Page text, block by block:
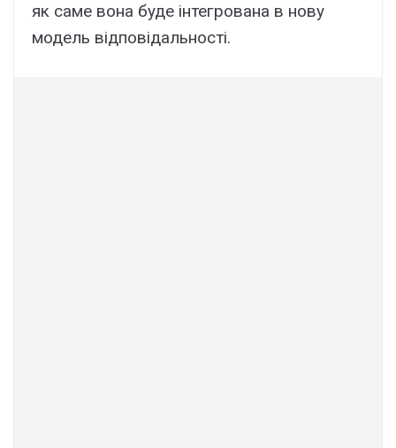
як саме вона буде інтегрована в нову
модель відповідальності.